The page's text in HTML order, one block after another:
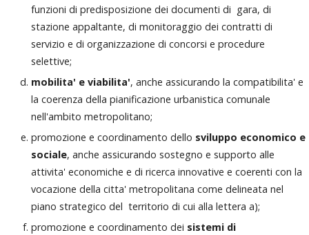
funzioni di predisposizione dei documenti di gara, di
stazione appaltante, di monitoraggio dei contratti di
servizio e di organizzazione di concorsi e procedure
selettive;
mobilita' e viabilita', anche assicurando la compatibilita' e
la coerenza della pianificazione urbanistica comunale
nell'ambito metropolitano;
promozione e coordinamento dello sviluppo economico e
sociale, anche assicurando sostegno e supporto alle
attivita' economiche e di ricerca innovative e coerenti con la
vocazione della citta' metropolitana come delineata nel
piano strategico del territorio di cui alla lettera a);
promozione e coordinamento dei sistemi di